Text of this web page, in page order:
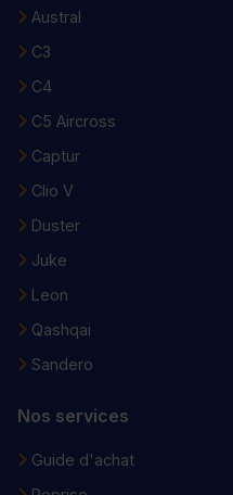
Austral
C3
C4
C5 Aircross
Captur
Clio V
Duster
Juke
Leon
Qashqai
Sandero
Nos services
Guide d'achat